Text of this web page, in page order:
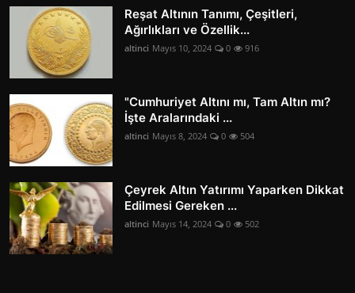
Reşat Altının Tanımı, Çeşitleri,
Ağırlıkları ve Özellik...
altinci Mayıs 10, 2024 0 916
"Cumhuriyet Altını mı, Tam Altın mı?
İşte Aralarındaki ...
altinci Mayıs 8, 2024 0 504
Çeyrek Altın Yatırımı Yaparken Dikkat
Edilmesi Gereken ...
altinci Mayıs 14, 2024 0 502